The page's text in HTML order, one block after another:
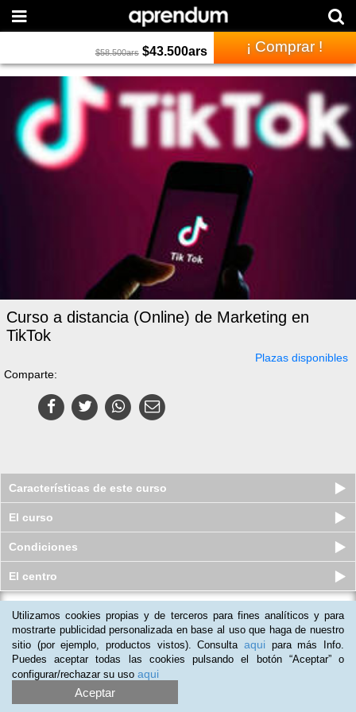
$58.500ars $43.500ars ¡ Comprar !
Curso a distancia (Online) de Marketing en
TikTok
Plazas disponibles
Comparte:
Características de este curso
El curso
Condiciones
El centro
Curso a distancia (Online) de
Museología y Gestión Cultural
Plazas disponibles
$88.500 ars $88.500ars
Utilizamos cookies propias y de terceros para fines analíticos y para
mostrarte publicidad personalizada en base al uso que haga de nuestro
sitio (por ejemplo, productos vistos). Consulta aqui para más Info.
Puedes aceptar todas las cookies pulsando el botón “Aceptar” o
configurar/rechazar su uso aqui
Aceptar